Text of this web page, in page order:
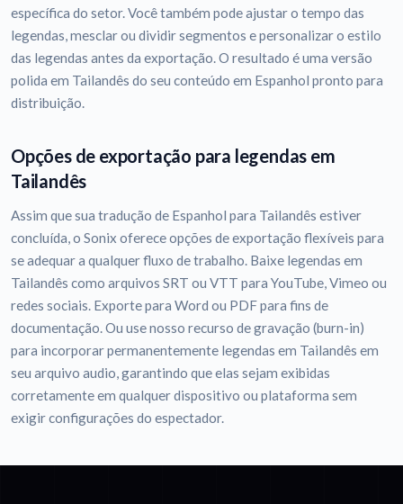
específica do setor. Você também pode ajustar o tempo das
legendas, mesclar ou dividir segmentos e personalizar o estilo
das legendas antes da exportação. O resultado é uma versão
polida em Tailandês do seu conteúdo em Espanhol pronto para
distribuição.
Opções de exportação para legendas em
Tailandês
Assim que sua tradução de Espanhol para Tailandês estiver
concluída, o Sonix oferece opções de exportação flexíveis para
se adequar a qualquer fluxo de trabalho. Baixe legendas em
Tailandês como arquivos SRT ou VTT para YouTube, Vimeo ou
redes sociais. Exporte para Word ou PDF para fins de
documentação. Ou use nosso recurso de gravação (burn-in)
para incorporar permanentemente legendas em Tailandês em
seu arquivo audio, garantindo que elas sejam exibidas
corretamente em qualquer dispositivo ou plataforma sem
exigir configurações do espectador.